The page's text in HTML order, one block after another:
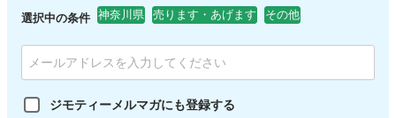
選択中の条件 神奈川県 売ります・あげます その他
ジモティーメルマガにも登録する